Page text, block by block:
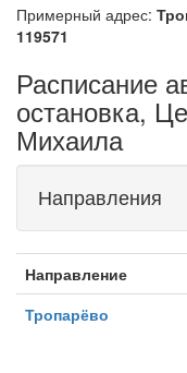
Примерный адрес:
119571
Расписание
остановка,
Михаила
Направления
Направление
Тропарёво